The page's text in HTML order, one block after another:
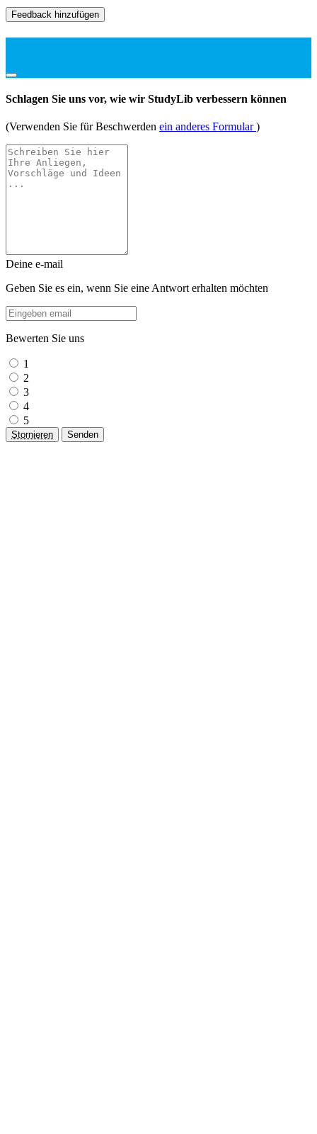
Feedback hinzufügen
Schlagen Sie uns vor, wie wir StudyLib verbessern können
(Verwenden Sie für Beschwerden ein anderes Formular)
Deine e-mail
Geben Sie es ein, wenn Sie eine Antwort erhalten möchten
Bewerten Sie uns
1
2
3
4
5
Stornieren Senden